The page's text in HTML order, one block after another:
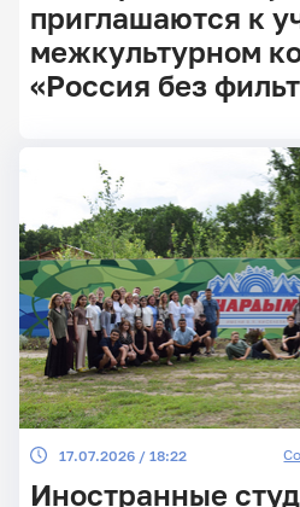
Главные
приглашаются к
межкультурном
«Россия без
17.07.2026 / 18:22
Иностранные